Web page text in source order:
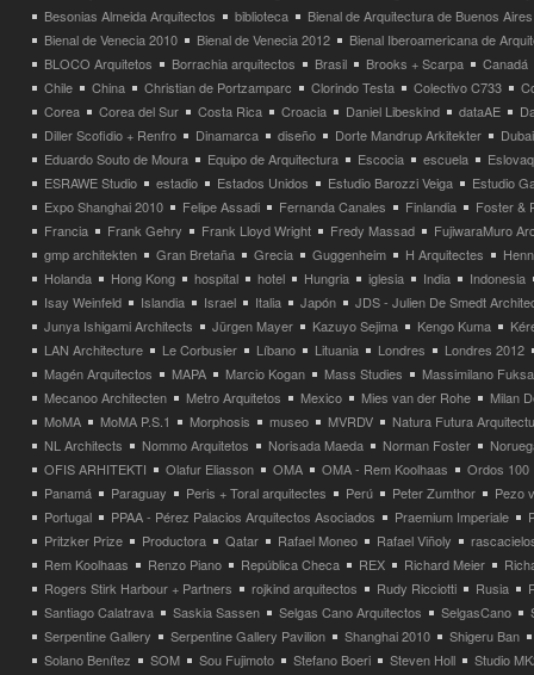
Besonias Almeida Arquitectos
biblioteca
Bienal de Arquitectura de Buenos Aires
Bienal de Venecia 2010
Bienal de Venecia 2012
Bienal Iberoamericana de
BLOCO Arquitetos
Borrachia arquitectos Brasil Brooks + Scarpa
Canadá
Chile
China Christian de Portzamparc Clorindo Testa Colectivo C733
Corea
Corea del Sur Costa Rica Croacia Daniel Libeskind dataAE
Diller Scofidio + Renfro
Dinamarca diseño Dorte Mandrup Arkitekter
Dubai
Eduardo Souto de Moura
Equipo de Arquitectura Escocia escuela
ESRAWE Studio
estadio Estados Unidos Estudio Barozzi Veiga
Estudio
Expo Shanghai 2010
Felipe Assadi Fernanda Canales Finlandia
Foster &
Francia
Frank Gehry Frank Lloyd Wright Fredy Massad
FujiwaraMuro
gmp architekten
Gran Bretaña Grecia Guggenheim H Arquitectes
Holanda
Hong Kong hospital hotel Hungria iglesia India
Indonesia
Isay Weinfeld
Islandia Israel Italia Japón
JDS - Julien De Smedt
Junya Ishigami Architects
Jürgen Mayer Kazuyo Sejima Kengo Kuma
LAN Architecture
Le Corbusier Líbano Lituania Londres
Londres 2012
Magén Arquitectos
MAPA Marcio Kogan Mass Studies
Massimilano
Mecanoo Architecten
Metro Arquitetos Mexico Mies van der Rohe
Milan
MoMA
MoMA P.S.1 Morphosis museo MVRDV
Natura Futura
NL Architects
Nommo Arquitetos Norisada Maeda Norman Foster
OFIS ARHITEKTI
Olafur Eliasson OMA OMA - Rem Koolhaas
Ordos 100
Panamá
Paraguay Peris + Toral arquitectes Perú Peter Zumthor
Pezo
Portugal
PPAA - Pérez Palacios Arquitectos Asociados Praemium Imperiale
Pritzker Prize
Productora Qatar Rafael Moneo Rafael Viñoly
Rem Koolhaas
Renzo Piano República Checa REX Richard Meier
Rogers Stirk Harbour + Partners
rojkind arquitectos Rudy Ricciotti Rusia
Santiago Calatrava
Saskia Sassen Selgas Cano Arquitectos SelgasCano
Serpentine Gallery
Serpentine Gallery Pavilion Shanghai 2010
Shigeru Ban
Solano Benítez
SOM Sou Fujimoto Stefano Boeri Steven Holl
Studio